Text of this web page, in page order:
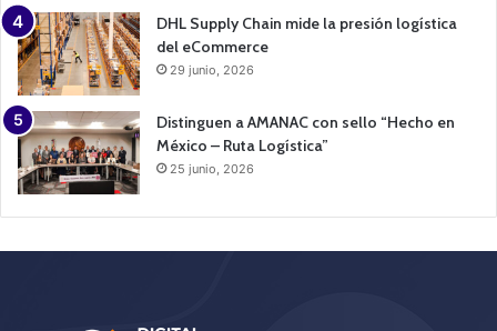
DHL Supply Chain mide la presión logística
del eCommerce
29 junio, 2026
Distinguen a AMANAC con sello “Hecho en
México – Ruta Logística”
25 junio, 2026